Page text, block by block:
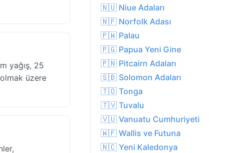
yağış, 25
üzere
🇳🇺 Niue Adaları
🇳🇫 Norfolk Adası
🇵🇼 Palau
🇵🇬 Papua Yeni Gine
🇵🇳 Pitcairn Adaları
🇸🇧 Solomon Adaları
🇹🇴 Tonga
🇹🇻 Tuvalu
🇻🇺 Vanuatu Cumhuriyeti
🇼🇫 Wallis ve Futuna
🇳🇨 Yeni Kaledonya